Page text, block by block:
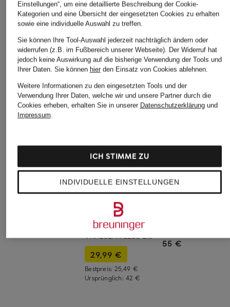
+Aktionsrabatt
GYMSHARK
Tights
VITALSEAMLESS 2.0
29,99 €
Bestpreis:25,49 €
Ursprünglich: 42 €
55 €
Einstellungen“, um eine detaillierte Beschreibung der Cookie-
Kategorien und eine Übersicht der eingesetzten Cookies zu erhalten
sowie eine individuelle Auswahl zu treffen.
Sie können Ihre Tool-Auswahl jederzeit nachträglich ändern oder
widerrufen (z.B. im Fußbereich unserer Webseite). Der Widerruf hat
jedoch keine Auswirkung auf die bisherige Verwendung der Tools und
Ihrer Daten. Sie können hierden Einsatz von Cookies ablehnen.
Weitere Informationen zu den eingesetzten Tools und der
Verwendung Ihrer Daten, welche wir und unsere Partner durch die
Cookies erheben, erhalten Sie in unserer Datenschutzerklärungund
Impressum.
INDIVIDUELLE EINSTELLUNGEN
ICH STIMME ZU